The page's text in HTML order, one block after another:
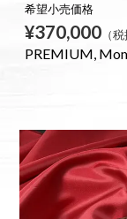
希望小売価格
¥370,000 （税
PREMIUM